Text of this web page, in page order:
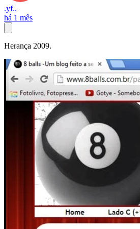
.yf..
há 1 mês
Herança 2009.